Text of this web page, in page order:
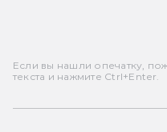
Если вы нашли опечатку,
текста и нажмите Ctrl+Enter.